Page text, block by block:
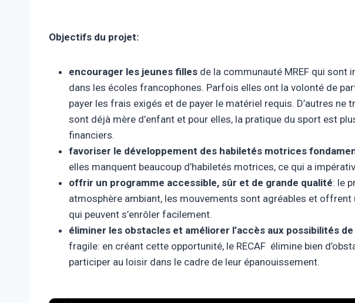
Objectifs du projet:
encourager les jeunes filles de la communauté MREF qui
dans les écoles francophones. Parfois elles ont la volonté de
payer les frais exigés et de payer le matériel requis. D’autres
sont déjà mère d’enfant et pour elles, la pratique du sport est
financiers.
favoriser le développement des habiletés motrices
elles manquent beaucoup d’habiletés motrices, ce qui a
offrir un programme accessible, sûr et de grande qualité: le
atmosphère ambiant, les mouvements sont agréables et
qui peuvent s’enrôler facilement.
éliminer les obstacles et améliorer l’accès aux possibilités
fragile: en créant cette opportunité, le RECAF élimine bien
participer au loisir dans le cadre de leur épanouissement.